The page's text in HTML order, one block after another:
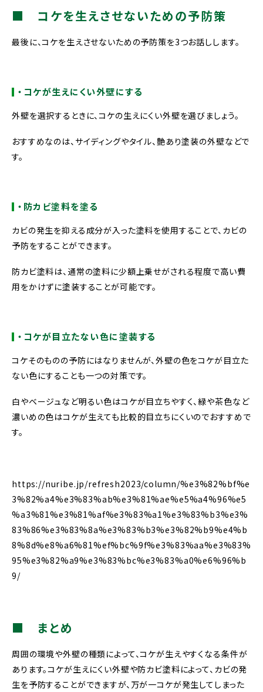
■ コケを生えさせないための予防策
最後に、コケを生えさせないための予防策を3つお話しします。
・コケが生えにくい外壁にする
外壁を選択するときに、コケの生えにくい外壁を選びましょう。
おすすめなのは、サイディングやタイル、艶あり塗装の外壁などで
す。
・防カビ塗料を塗る
カビの発生を抑える成分が入った塗料を使用することで、カビの
予防をすることができます。
防カビ塗料は、通常の塗料に少額上乗せがされる程度で高い費
用をかけずに塗装することが可能です。
・コケが目立たない色に塗装する
コケそのものの予防にはなりませんが、外壁の色をコケが目立た
ない色にすることも一つの対策です。
白やベージュなど明るい色はコケが目立ちやすく、緑や茶色など
濃いめの色はコケが生えても比較的目立ちにくいのでおすすめで
す。
https://nuribe.jp/refresh2023/column/%e3%82%bf%e
3%82%a4%e3%83%ab%e3%81%ae%e5%a4%96%e5
%a3%81%e3%81%af%e3%83%a1%e3%83%b3%e3%
83%86%e3%83%8a%e3%83%b3%e3%82%b9%e4%b
8%8d%e8%a6%81%ef%bc%9f%e3%83%aa%e3%83%
95%e3%82%a9%e3%83%bc%e3%83%a0%e6%96%b
9/
■ まとめ
周囲の環境や外壁の種類によって、コケが生えやすくなる条件が
あります。コケが生えにくい外壁や防カビ塗料によって、カビの発
生を予防することができますが、万が一コケが発生してしまった